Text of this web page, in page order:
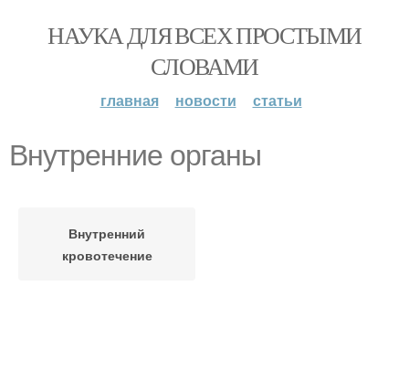
НАУКА ДЛЯ ВСЕХ ПРОСТЫМИ
СЛОВАМИ
главная новости статьи
Внутренние органы
Внутренний
кровотечение